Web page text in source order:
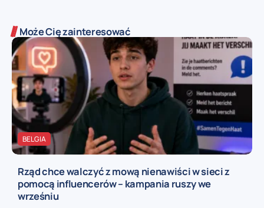
Może Cię zainteresować
BELGIA
Rząd chce walczyć z mową nienawiści w sieci z
pomocą influencerów – kampania ruszy we
wrześniu